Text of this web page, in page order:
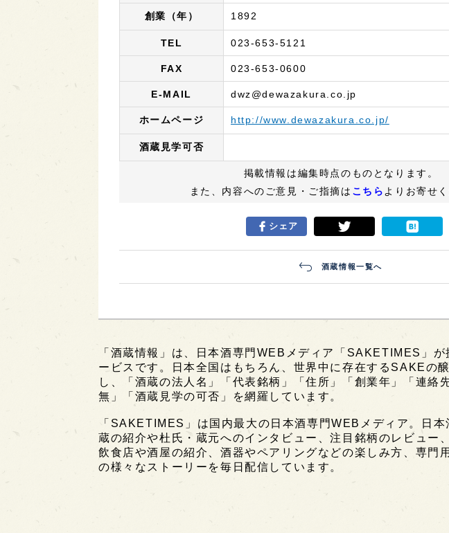
創業（年） 1892
TEL 023-653-5121
FAX 023-653-0600
E-MAIL dwz@dewazakura.co.jp
ホームページ http://www.dewazakura.co.jp/
酒蔵見学可否
掲載情報は編集時点のものとなります。
また、内容へのご意見・ご指摘は こちら よりお寄せく
シェア
酒蔵情報一覧へ
「酒蔵情報」は、日本酒専門WEBメディア「SAKETIMES」
ービスです。日本全国はもちろん、世界中に存在するSAKEの
し、「酒蔵の法人名」「代表銘柄」「住所」「創業年」「連絡
無」「酒蔵見学の可否」を網羅しています。
「SAKETIMES」は国内最大の日本酒専門WEBメディア。日
蔵の紹介や杜氏・蔵元へのインタビュー、注目銘柄のレビュー
飲食店や酒屋の紹介、酒器やペアリングなどの楽しみ方、専門
の様々なストーリーを毎日配信しています。